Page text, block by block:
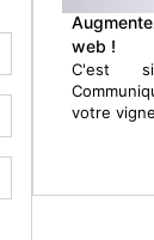
web !
C'est
votre